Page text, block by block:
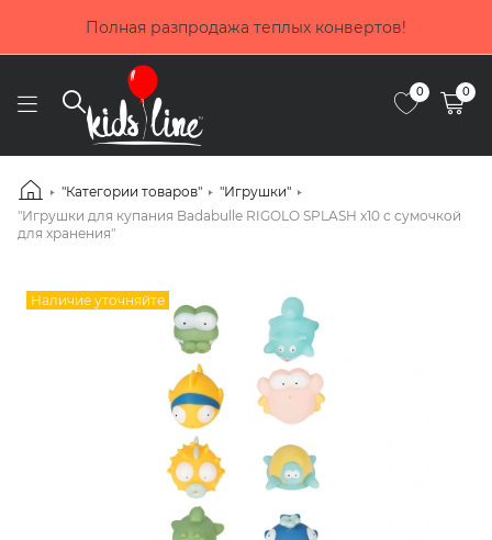
конвертов!
частями от
0 0
"Категории товаров"
"Игрушки"
"Игрушки для купания Badabulle RIGOLO SPLASH x10 с сумочкой
для хранения"
Наличие уточняйте